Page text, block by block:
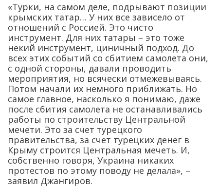
«Турки, на самом деле, подрывают позиции
крымских татар… У них все зависело от
отношений с Россией. Это чисто
инструмент. Для них татары – это тоже
некий инструмент, циничный подход. До
всех этих событий со сбитием самолета они,
с одной стороны, давали проводить
мероприятия, но всячески отмежевываясь.
Потом начали их немного приближать. Но
самое главное, насколько я понимаю, даже
после сбития самолета не останавливались
работы по строительству Центральной
мечети. Это за счет турецкого
правительства, за счет турецких денег в
Крыму строится Центральная мечеть. И,
собственно говоря, Украина никаких
протестов по этому поводу не делала», –
заявил Джангиров.